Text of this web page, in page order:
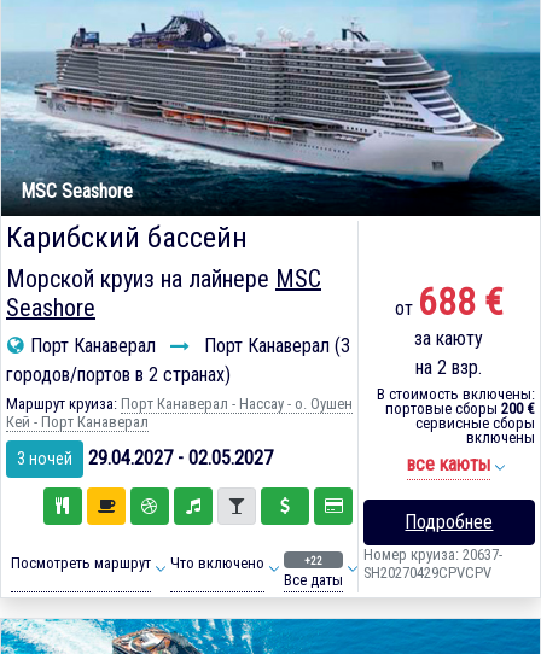
MSC Seashore
Карибский бассейн
Морской круиз на лайнере MSC
Seashore
Порт Канаверал
Порт Канаверал (3
городов/портов в 2 странах)
Маршрут круиза: Порт Канаверал - Нассау - о. Оушен
Кей - Порт Канаверал
3 ночей 29.04.2027 - 02.05.2027
Посмотреть маршрут Что включено +22
Все даты
от 688 €
за каюту
на 2 взр.
В стоимость включены:
портовые сборы 200 €
сервисные сборы
включены
все каюты
Подробнее
Номер круиза: 20637-
SH20270429CPVCPV